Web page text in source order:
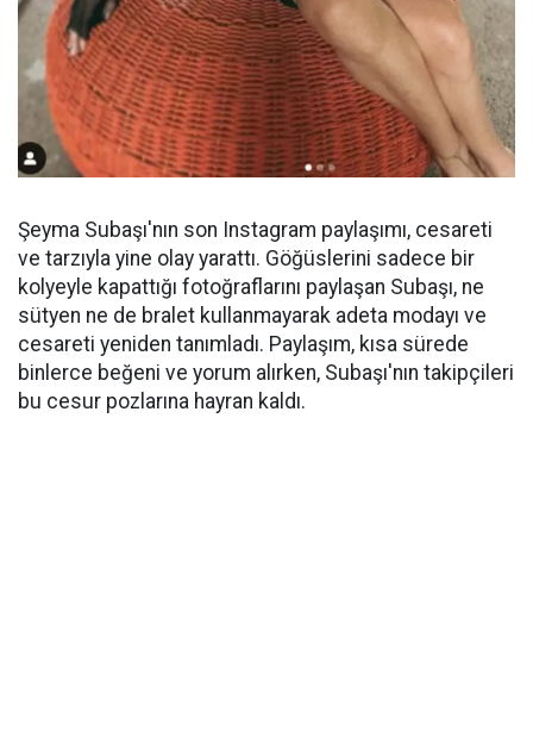
Şeyma Subaşı'nın son Instagram paylaşımı, cesareti
ve tarzıyla yine olay yarattı. Göğüslerini sadece bir
kolyeyle kapattığı fotoğraflarını paylaşan Subaşı, ne
sütyen ne de bralet kullanmayarak adeta modayı ve
cesareti yeniden tanımladı. Paylaşım, kısa sürede
binlerce beğeni ve yorum alırken, Subaşı'nın takipçileri
bu cesur pozlarına hayran kaldı.